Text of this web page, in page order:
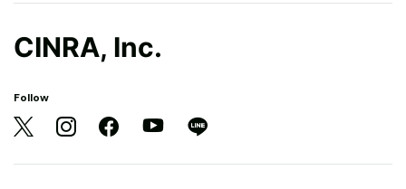
CINRA, Inc.
Follow